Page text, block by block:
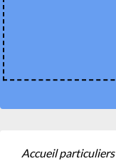
Accueil particuliers